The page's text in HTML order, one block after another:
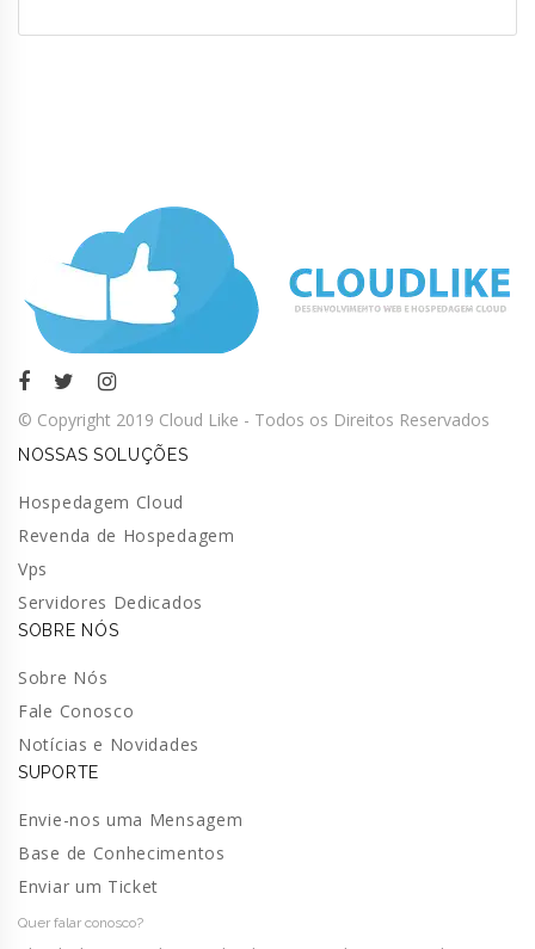
© Copyright 2019 Cloud Like - Todos os Direitos Reservados
NOSSAS SOLUÇÕES
Hospedagem Cloud
Revenda de Hospedagem
Vps
Servidores Dedicados
SOBRE NÓS
Sobre Nós
Fale Conosco
Notícias e Novidades
SUPORTE
Envie-nos uma Mensagem
Base de Conhecimentos
Enviar um Ticket
Quer falar conosco?